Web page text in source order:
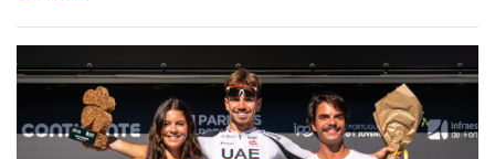
Oliveira
é
sexto
e
continua